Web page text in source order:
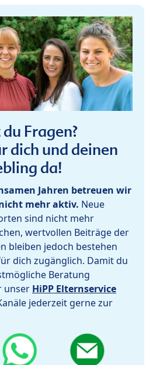
Fragen?
dich und deinen
da!
Jahren betreuen wir
mehr aktiv. Neue
sind nicht mehr
wertvollen Beiträge der
bleiben jedoch bestehen
dich zugänglich. Damit du
Beratung
unser HiPP Elternservice
jederzeit gerne zur